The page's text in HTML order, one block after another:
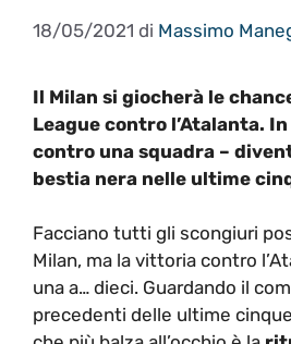
18/05/2021 di Massimo
Il Milan si giocherà le
League contro l’Atalanta.
contro una squadra –
bestia nera nelle ultime
Facciano tutti gli scongiuri
Milan, ma la vittoria contro
una a… dieci. Guardando il
precedenti delle ultime